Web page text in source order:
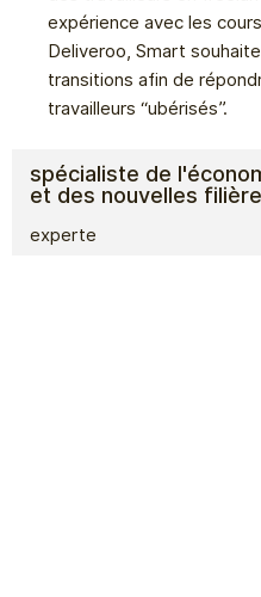
expérience avec les
Deliveroo, Smart
transitions afin de
travailleurs “ubérisés”.
spécialiste de
et des nouvelles
experte